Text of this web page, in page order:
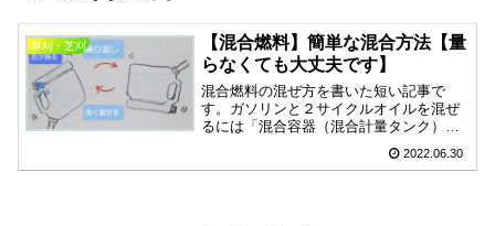
草刈・芝刈
【混合燃料】簡単な混合方法【量
らなくても大丈夫です】
混合燃料の混ぜ方を書いた短い記事で
す。ガソリンと２サイクルオイルを混ぜ
るには「混合容器（混合計量タンク）」
が便利です。作業する前にガソリンとオ
イルの量を量るのは手間なので、混合計
2022.06.30